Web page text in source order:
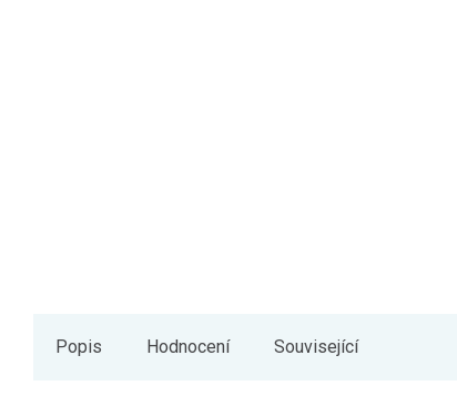
Popis Hodnocení Související